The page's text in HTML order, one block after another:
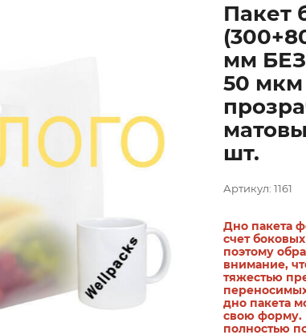
Пакет
мм
50 мкм
шт.
Артикул: 1161
Дно пакета
счет
поэтому
внимание,
тяжестью
дно пакета
свою форму.
полностью